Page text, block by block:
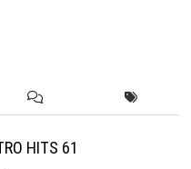
HITS 61